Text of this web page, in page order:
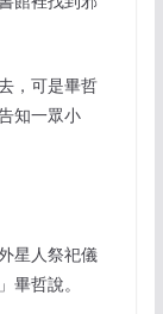
，可是畢哲
知一眾小
星人祭祀儀
畢哲說。